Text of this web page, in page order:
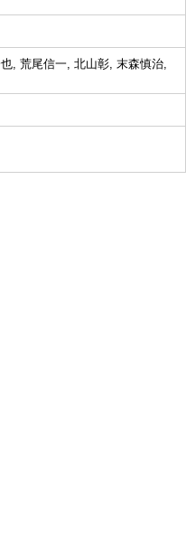
, 荒尾信一, 北山彰, 末森慎治,